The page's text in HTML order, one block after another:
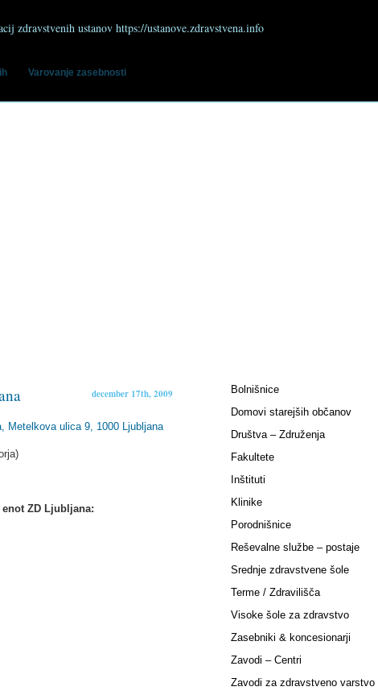
zdravstvenih ustanov https://ustanove.zdravstvena.info
Varovanje zasebnosti
december 17th, 2009
Metelkova ulica 9, 1000 Ljubljana
ZD Ljubljana:
Bolnišnice
Domovi starejših občanov
Društva – Združenja
Fakultete
Inštituti
Klinike
Porodnišnice
Reševalne službe – postaje
Srednje zdravstvene šole
Terme / Zdravilišča
Visoke šole za zdravstvo
Zasebniki & koncesionarji
Zavodi – Centri
Zavodi za zdravstveno varstvo